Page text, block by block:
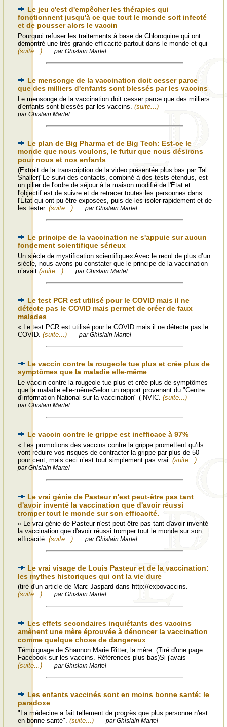
Le jeu c'est d'empêcher les thérapies qui
fonctionnent jusqu'à ce que tout le monde soit infecté
et de pousser alors le vaccin
Pourquoi refuser les traitements à base de Chloroquine qui ont
démontré une très grande efficacité partout dans le monde et qui
(suite...)
par Ghislain Martel
Le mensonge de la vaccination doit cesser parce
que des milliers d'enfants sont blessés par les vaccins
Le mensonge de la vaccination doit cesser parce que des milliers
d'enfants sont blessés par les vaccins. (suite...)
par Ghislain Martel
Le plan de Big Pharma et de Big Tech: Est-ce le
monde que nous voulons, le futur que nous désirons
pour nous et nos enfants
(Extrait de la transcription de la video présentée plus bas par Tal
Shaller)"Le suivi des contacts, combiné à des tests étendus, est
un pilier de l'ordre de séjour à la maison modifié de l'État et
l'objectif est de suivre et de retracer toutes les personnes dans
l'État qui ont pu être exposées, puis de les isoler rapidement et de
les tester. (suite...) par Ghislain Martel
Le principe de la vaccination ne s'appuie sur aucun
fondement scientifique sérieux
Un siècle de mystification scientifique« Avec le recul de plus d’un
siècle, nous avons pu constater que le principe de la vaccination
n’avait (suite...) par Ghislain Martel
Le test PCR est utilisé pour le COVID mais il ne
détecte pas le COVID mais permet de créer de faux
malades
« Le test PCR est utilisé pour le COVID mais il ne détecte pas le
COVID. (suite...) par Ghislain Martel
Le vaccin contre la rougeole tue plus et crée plus de
symptômes que la maladie elle-même
Le vaccin contre la rougeole tue plus et crée plus de symptômes
que la maladie elle-mêmeSelon un rapport provenant du "Centre
d'information National sur la vaccination" ( NVIC. (suite...)
par Ghislain Martel
Le vaccin contre le grippe est inefficace à 97%
« Les promotions des vaccins contre la grippe promettent qu’ils
vont réduire vos risques de contracter la grippe par plus de 50
pour cent, mais ceci n’est tout simplement pas vrai. (suite...)
par Ghislain Martel
Le vrai génie de Pasteur n'est peut-être pas tant
d'avoir inventé la vaccination que d'avoir réussi
tromper tout le monde sur son efficacité.
« Le vrai génie de Pasteur n'est peut-être pas tant d'avoir inventé
la vaccination que d'avoir réussi tromper tout le monde sur son
efficacité. (suite...) par Ghislain Martel
Le vrai visage de Louis Pasteur et de la vaccination:
les mythes historiques qui ont la vie dure
(tiré d'un article de Marc Jaspard dans http://expovaccins.
(suite...)
par Ghislain Martel
Les effets secondaires inquiétants des vaccins
amènent une mère éprouvée à dénoncer la vaccination
comme quelque chose de dangereux
Témoignage de Shannon Marie Ritter, la mère. (Tiré d'une page
Facebook sur les vaccins. Références plus bas)Si j'avais
(suite...)
par Ghislain Martel
Les enfants vaccinés sont en moins bonne santé: le
paradoxe
"La médecine a fait tellement de progrès que plus personne n'est
en bonne santé". (suite...) par Ghislain Martel